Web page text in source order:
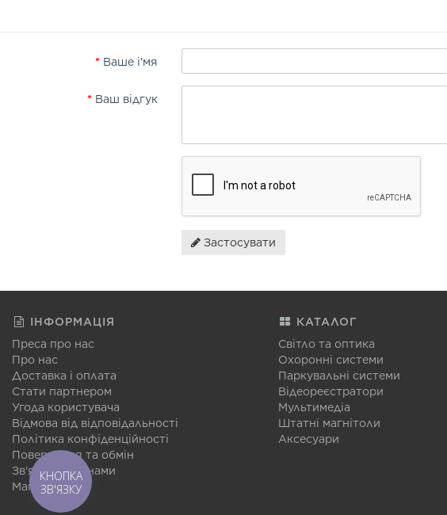
Ваше і'мя
Ваш відгук
Застосувати
ІНФОРМАЦІЯ
Преса про нас
Про нас
Доставка і оплата
Стати партнером
Угода користувача
Відмова від відповідальності
Політика конфіденційності
Повернення та обмін
Зв'язатися з нами
Мапа сайту
КАТАЛОГ
Світло та оптика
Охоронні системи
Паркувальні системи
Відеореєстратори
Мультимедіа
Штатні магнітоли
Аксесуари
КНОПКА
ЗВ'ЯЗКУ